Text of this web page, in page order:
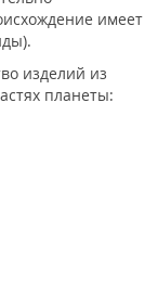
имеет
изделий из
планеты: